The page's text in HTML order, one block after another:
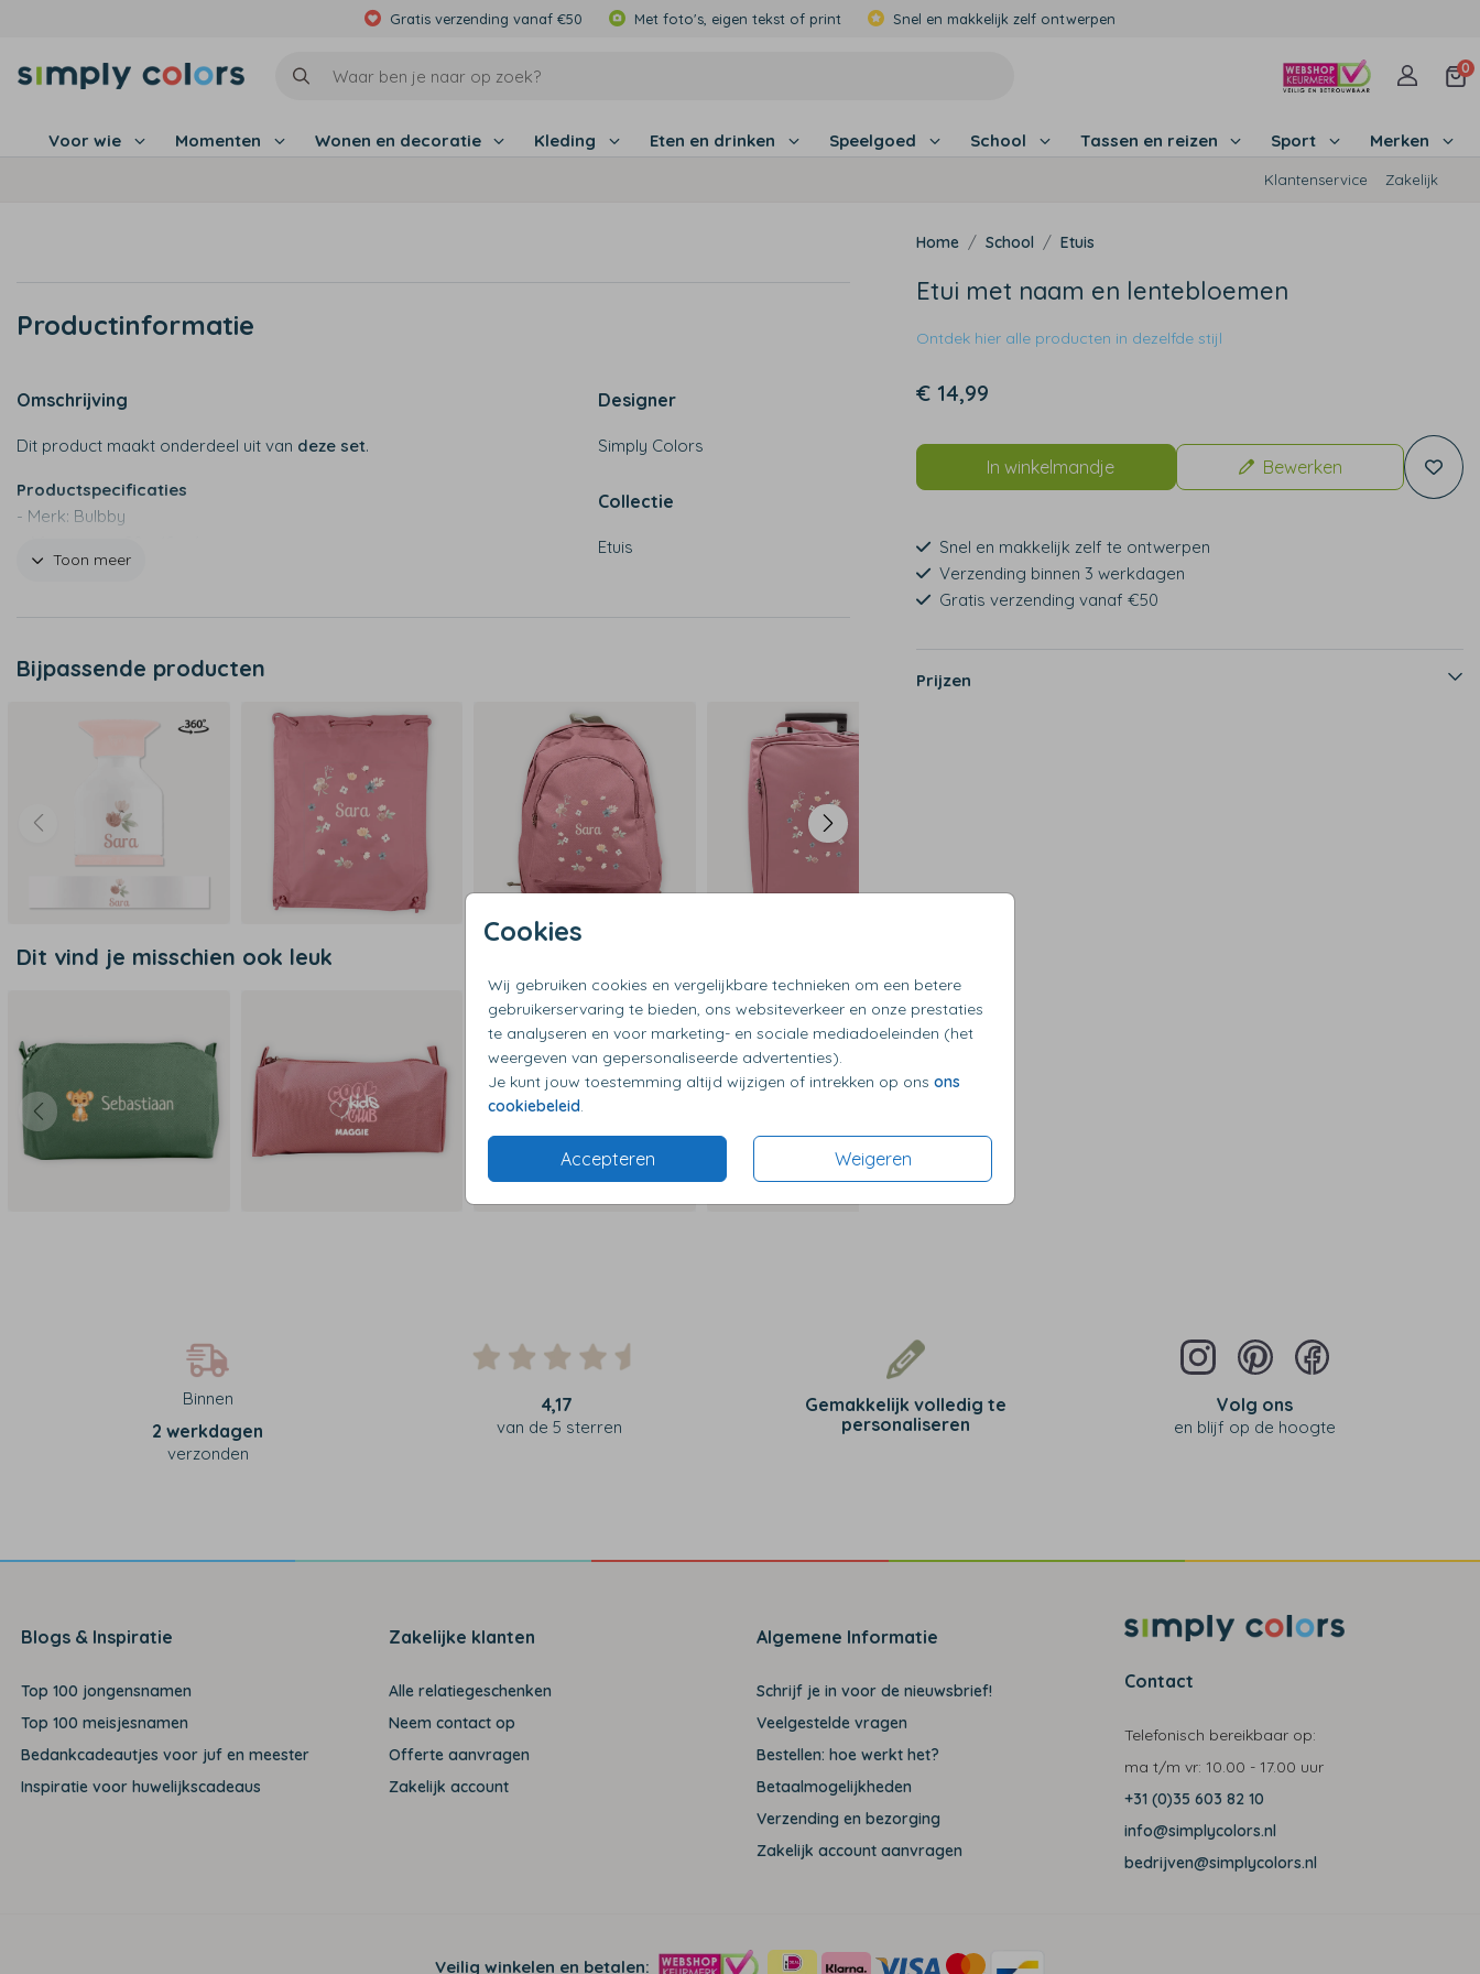
Gratis verzending vanaf €50 Met foto's, eigen tekst of print Snel en makkelijk zelf ontwerpen
0
Voor wie Momenten Wonen en decoratie Kleding Eten en drinken Speelgoed School Tassen en reizen Sport Merken
Klantenservice Zakelijk
Cookies
Wij gebruiken cookies en vergelijkbare technieken om een betere
gebruikerservaring te bieden, ons websiteverkeer en onze prestaties
te analyseren en voor marketing- en sociale mediadoeleinden (het
weergeven van gepersonaliseerde advertenties).
Je kunt jouw toestemming altijd wijzigen of intrekken op ons ons
cookiebeleid
Accepteren Weigeren
Productinformatie
Omschrijving
Dit product maakt onderdeel uit van deze set.
Productspecificaties
- Merk: Bulbby
- Stevige vorm, etuis kunnen rechtop blijven staan
Toon meer
Designer
Simply Colors
Collectie
Etuis
Bijpassende producten
Dit vind je misschien ook leuk
Op diverse kleuren
School Etuis
Etui met naam en lentebloemen
Ontdek hier alle producten in dezelfde stijl
€ 14,99
In winkelmandje Bewerken
Snel en makkelijk zelf te ontwerpen
Verzending binnen 3 werkdagen
Gratis verzending vanaf €50
Prijzen
Binnen
2 werkdagen
verzonden
4,17
van de 5 sterren
Gemakkelijk volledig te
personaliseren
Volg ons
en blijf op de hoogte
Blogs & Inspiratie
Top 100 jongensnamen
Top 100 meisjesnamen
Bedankcadeautjes voor juf en meester
Inspiratie voor huwelijkscadeaus
Zakelijke klanten
Alle relatiegeschenken
Neem contact op
Offerte aanvragen
Zakelijk account
Algemene Informatie
Schrijf je in voor de nieuwsbrief!
Veelgestelde vragen
Bestellen: hoe werkt het?
Betaalmogelijkheden
Verzending en bezorging
Zakelijk account aanvragen
Contact
Telefonisch bereikbaar op:
ma t/m vr: 10.00 - 17.00 uur
+31 (0)35 603 82 10
info@simplycolors.nl
bedrijven@simplycolors.nl
Veilig winkelen en betalen: